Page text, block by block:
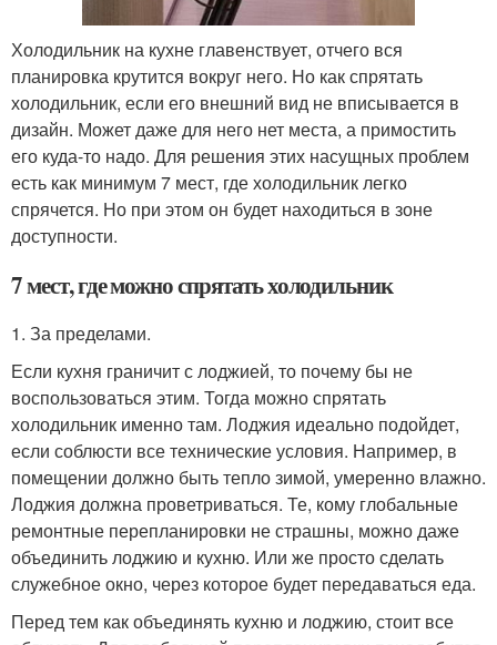
Холодильник на кухне главенствует, отчего вся
планировка крутится вокруг него. Но как спрятать
холодильник, если его внешний вид не вписывается в
дизайн. Может даже для него нет места, а примостить
его куда-то надо. Для решения этих насущных проблем
есть как минимум 7 мест, где холодильник легко
спрячется. Но при этом он будет находиться в зоне
доступности.
7 мест, где можно спрятать холодильник
1. За пределами.
Если кухня граничит с лоджией, то почему бы не
воспользоваться этим. Тогда можно спрятать
холодильник именно там. Лоджия идеально подойдет,
если соблюсти все технические условия. Например, в
помещении должно быть тепло зимой, умеренно влажно.
Лоджия должна проветриваться. Те, кому глобальные
ремонтные перепланировки не страшны, можно даже
объединить лоджию и кухню. Или же просто сделать
служебное окно, через которое будет передаваться еда.
Перед тем как объединять кухню и лоджию, стоит все